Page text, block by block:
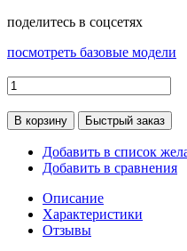
поделитесь в соцсетях
посмотреть базовые модели
В корзину Быстрый заказ
Добавить в список
Добавить в сравнения
Описание
Характеристики
Отзывы